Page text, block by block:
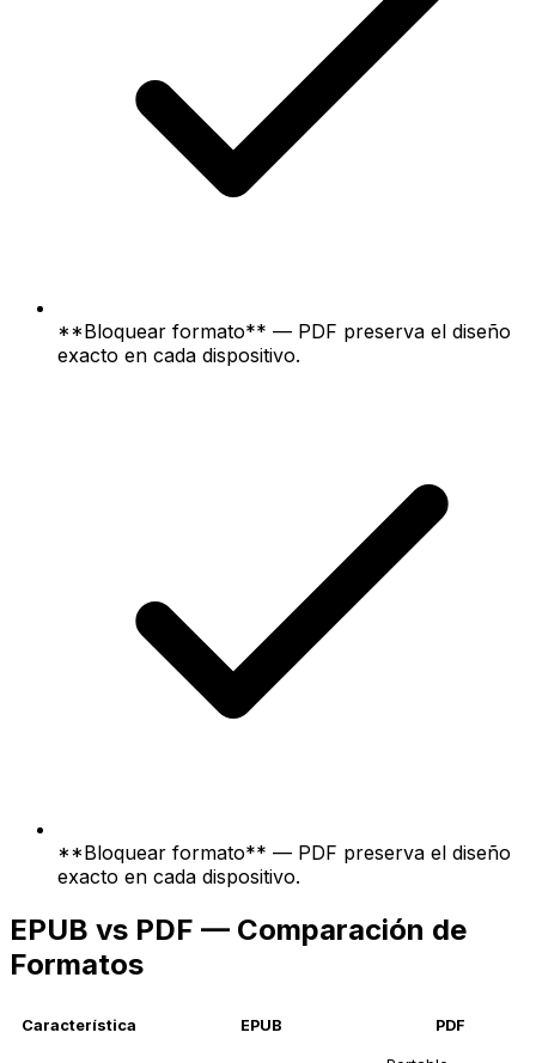
**Bloquear formato** — PDF preserva el diseño
exacto en cada dispositivo.
**Bloquear formato** — PDF preserva el diseño
exacto en cada dispositivo.
EPUB vs PDF — Comparación de
Formatos
Característica EPUB PDF